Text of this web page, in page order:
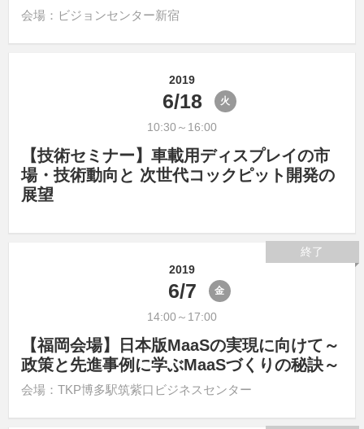
会場：ビジョンセンター新宿
2019
6/18 火
10:30～16:00
【技術セミナー】車載用ディスプレイの市
場・技術動向と 次世代コックピット開発の
展望
2019
6/7 金
14:00～17:00
【福岡会場】日本版MaaSの実現に向けて～
政策と先進事例に学ぶMaaSづくりの秘訣～
会場：TKP博多駅筑紫口ビジネスセンター
終了